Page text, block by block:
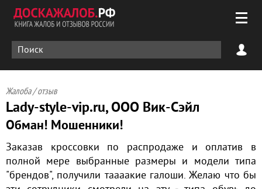
Жалоба / отзыв
Lady-style-vip.ru, ООО Вик-Сэйл
Обман! Мошенники!
Заказав кроссовки по распродаже и оплатив в
полной мере выбранные размеры и модели типа
"брендов", получили таааакие галоши. Желаю что бы